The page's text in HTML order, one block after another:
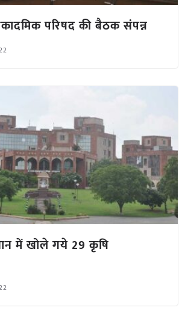
परिषद की बैठक संपन्न
में खोले गये 29 कृषि